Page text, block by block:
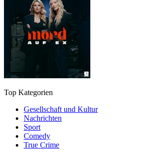
Top Kategorien
Gesellschaft und Kultur
Nachrichten
Sport
Comedy
True Crime